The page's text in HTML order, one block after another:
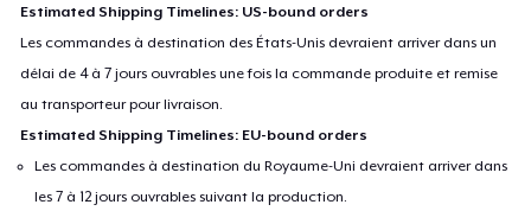
Estimated Shipping Timelines: US-bound orders
Les commandes à destination des États-Unis devraient arriver dans un
délai de 4 à 7 jours ouvrables une fois la commande produite et remise
au transporteur pour livraison.
Estimated Shipping Timelines: EU-bound orders
Les commandes à destination du Royaume-Uni devraient arriver dans
les 7 à 12 jours ouvrables suivant la production.